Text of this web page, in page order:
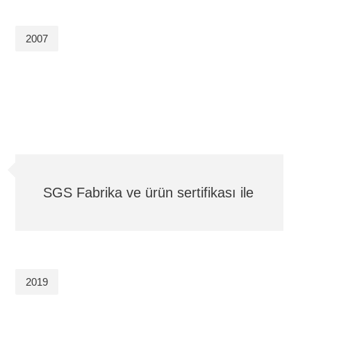
2007
SGS Fabrika ve ürün sertifikası ile
2019